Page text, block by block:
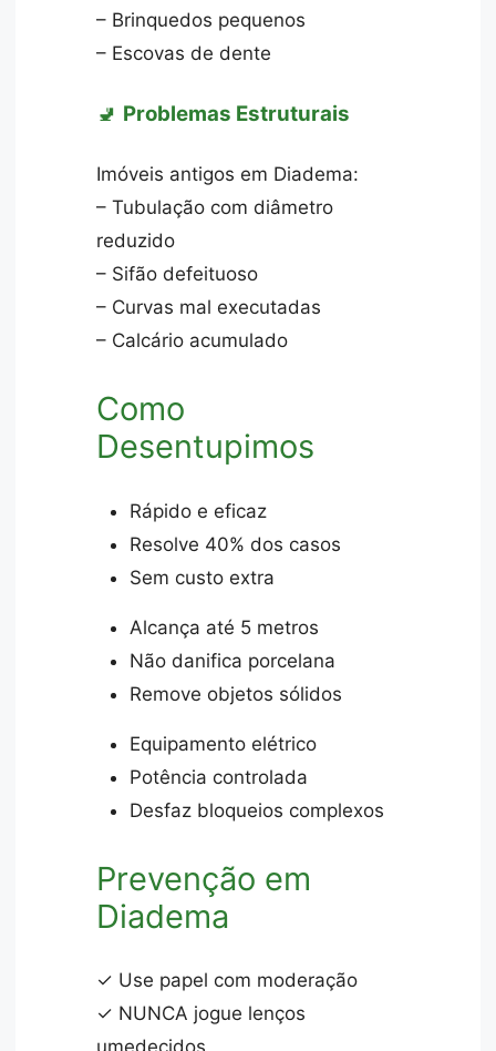
– Brinquedos pequenos
– Escovas de dente
🚽 Problemas Estruturais
Imóveis antigos em Diadema:
– Tubulação com diâmetro
reduzido
– Sifão defeituoso
– Curvas mal executadas
– Calcário acumulado
Como
Desentupimos
Rápido e eficaz
Resolve 40% dos casos
Sem custo extra
Alcança até 5 metros
Não danifica porcelana
Remove objetos sólidos
Equipamento elétrico
Potência controlada
Desfaz bloqueios complexos
Prevenção em
Diadema
✓ Use papel com moderação
✓ NUNCA jogue lenços